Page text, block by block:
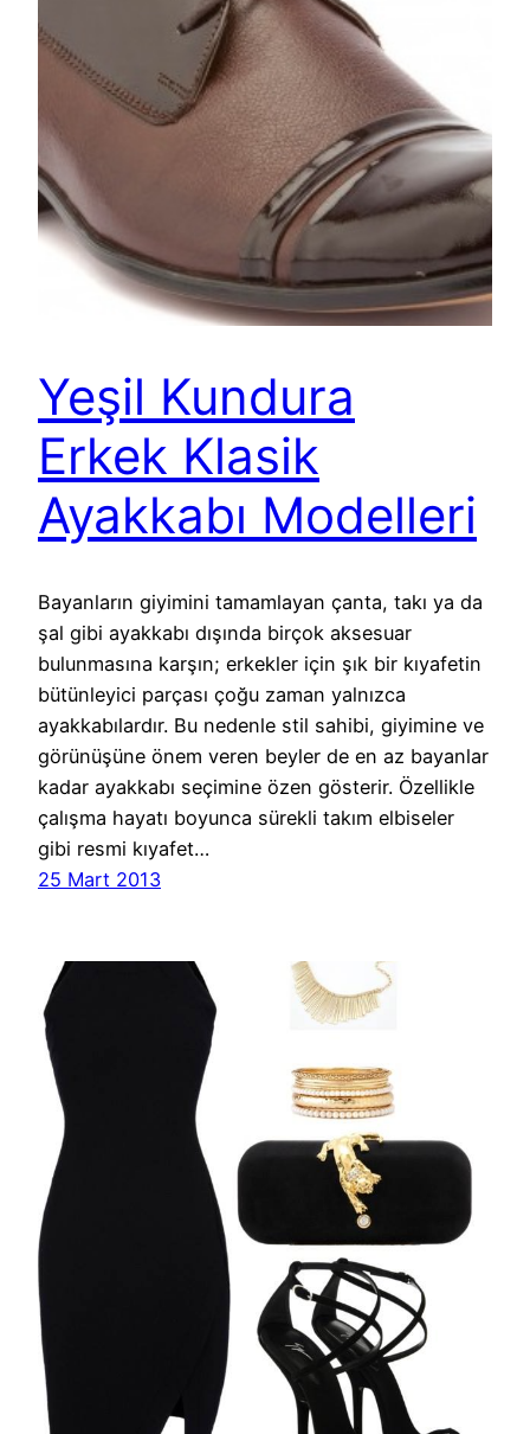
Yeşil Kundura
Erkek Klasik
Ayakkabı Modelleri
Bayanların giyimini tamamlayan çanta, takı ya da
şal gibi ayakkabı dışında birçok aksesuar
bulunmasına karşın; erkekler için şık bir kıyafetin
bütünleyici parçası çoğu zaman yalnızca
ayakkabılardır. Bu nedenle stil sahibi, giyimine ve
görünüşüne önem veren beyler de en az bayanlar
kadar ayakkabı seçimine özen gösterir. Özellikle
çalışma hayatı boyunca sürekli takım elbiseler
gibi resmi kıyafet…
25 Mart 2013